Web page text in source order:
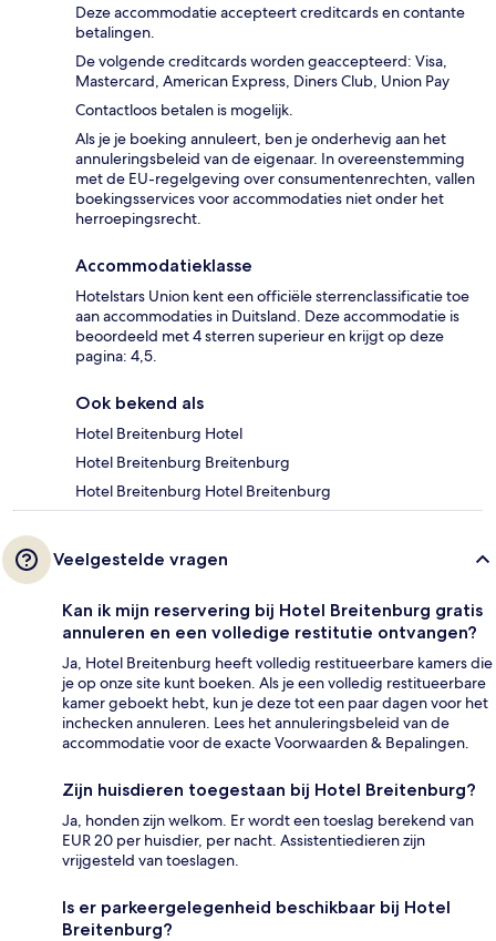
Deze accommodatie accepteert creditcards en contante
betalingen.
De volgende creditcards worden geaccepteerd: Visa,
Mastercard, American Express, Diners Club, Union Pay
Contactloos betalen is mogelijk.
Als je je boeking annuleert, ben je onderhevig aan het
annuleringsbeleid van de eigenaar. In overeenstemming
met de EU-regelgeving over consumentenrechten, vallen
boekingsservices voor accommodaties niet onder het
herroepingsrecht.
Accommodatieklasse
Hotelstars Union kent een officiële sterrenclassificatie toe
aan accommodaties in Duitsland. Deze accommodatie is
beoordeeld met 4 sterren superieur en krijgt op deze
pagina: 4,5.
Ook bekend als
Hotel Breitenburg Hotel
Hotel Breitenburg Breitenburg
Hotel Breitenburg Hotel Breitenburg
Veelgestelde vragen
Kan ik mijn reservering bij Hotel Breitenburg gratis
annuleren en een volledige restitutie ontvangen?
Ja, Hotel Breitenburg heeft volledig restitueerbare kamers die
je op onze site kunt boeken. Als je een volledig restitueerbare
kamer geboekt hebt, kun je deze tot een paar dagen voor het
inchecken annuleren. Lees het annuleringsbeleid van de
accommodatie voor de exacte Voorwaarden & Bepalingen.
Zijn huisdieren toegestaan bij Hotel Breitenburg?
Ja, honden zijn welkom. Er wordt een toeslag berekend van
EUR 20 per huisdier, per nacht. Assistentiedieren zijn
vrijgesteld van toeslagen.
Is er parkeergelegenheid beschikbaar bij Hotel
Breitenburg?